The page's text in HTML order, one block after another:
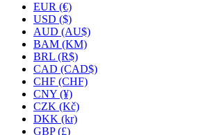
EUR (€)
USD ($)
AUD (AU$)
BAM (KM)
BRL (R$)
CAD (CAD$)
CHF (CHF)
CNY (¥)
CZK (Kč)
DKK (kr)
GBP (£)